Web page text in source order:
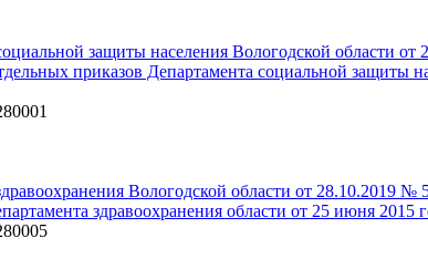
защиты населения Вологодской области от
приказов Департамента социальной защиты
Вологодской области от 28.10.2019 №
здравоохранения области от 25 июня 2015